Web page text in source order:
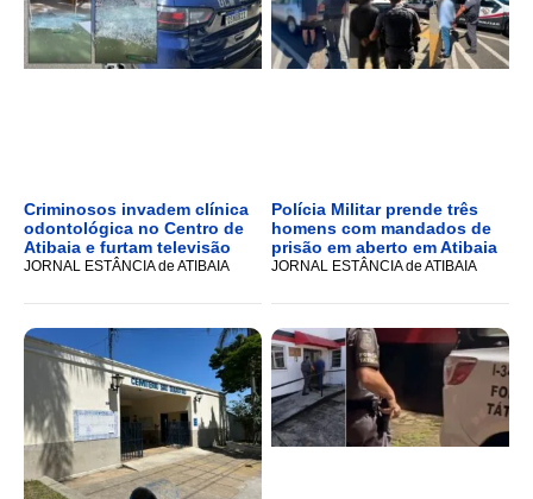
Criminosos invadem clínica
odontológica no Centro de
Atibaia e furtam televisão
JORNAL ESTÂNCIA de ATIBAIA
Polícia Militar prende três
homens com mandados de
prisão em aberto em Atibaia
JORNAL ESTÂNCIA de ATIBAIA